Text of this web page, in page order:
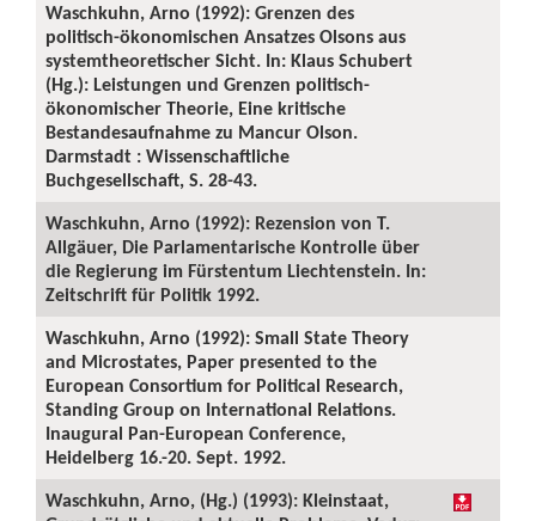
Waschkuhn, Arno (1992): Grenzen des
politisch-ökonomischen Ansatzes Olsons aus
systemtheoretischer Sicht. In: Klaus Schubert
(Hg.): Leistungen und Grenzen politisch-
ökonomischer Theorie, Eine kritische
Bestandesaufnahme zu Mancur Olson.
Darmstadt : Wissenschaftliche
Buchgesellschaft, S. 28-43.
Waschkuhn, Arno (1992): Rezension von T.
Allgäuer, Die Parlamentarische Kontrolle über
die Regierung im Fürstentum Liechtenstein. In:
Zeitschrift für Politik 1992.
Waschkuhn, Arno (1992): Small State Theory
and Microstates, Paper presented to the
European Consortium for Political Research,
Standing Group on International Relations.
Inaugural Pan-European Conference,
Heidelberg 16.-20. Sept. 1992.
Waschkuhn, Arno, (Hg.) (1993): Kleinstaat,